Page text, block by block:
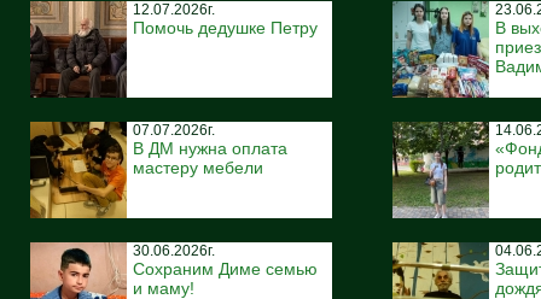
12.07.2026г.
Помочь дедушке Петру
07.07.2026г.
В ДМ нужна оплата
мастеру мебели
30.06.2026г.
Сохраним Диме семью
и маму!
В